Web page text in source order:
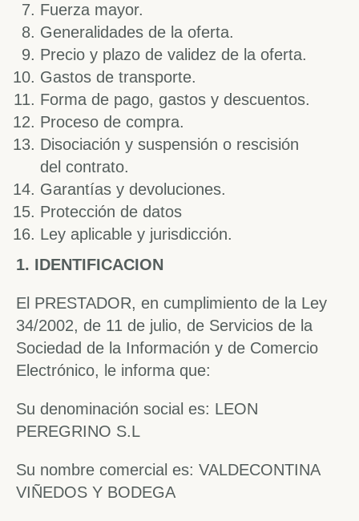
Fuerza mayor.
Generalidades de la oferta.
Precio y plazo de validez de la oferta.
Gastos de transporte.
Forma de pago, gastos y descuentos.
Proceso de compra.
Disociación y suspensión o rescisión
del contrato.
Garantías y devoluciones.
Protección de datos
Ley aplicable y jurisdicción.
1. IDENTIFICACION
El PRESTADOR, en cumplimiento de la Ley
34/2002, de 11 de julio, de Servicios de la
Sociedad de la Información y de Comercio
Electrónico, le informa que:
Su denominación social es: LEON
PEREGRINO S.L
Su nombre comercial es: VALDECONTINA
VIÑEDOS Y BODEGA